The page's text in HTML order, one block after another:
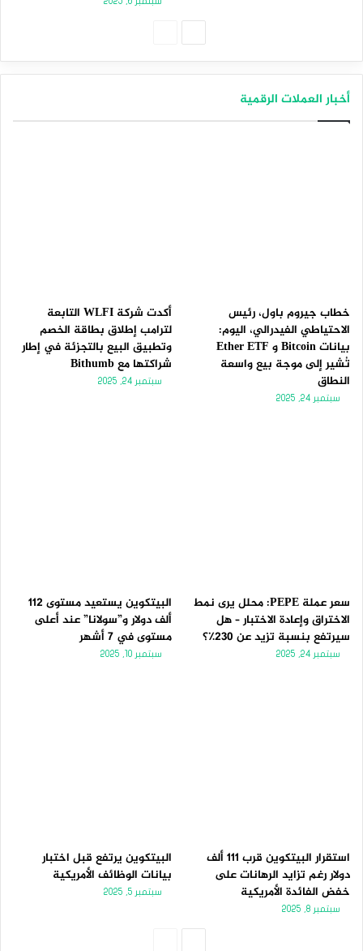
أخبار العملات الرقمية
خطاب جيروم باول، رئيس
الاحتياطي الفيدرالي، اليوم:
بيانات Bitcoin و Ether ETF
تُشير إلى موجة بيع واسعة
النطاق
سبتمبر 24, 2025
أكدت شركة WLFI التابعة
لترامب إطلاق بطاقة الخصم
وتطبيق البيع بالتجزئة في إطار
شراكتها مع Bithumb
سبتمبر 24, 2025
سعر عملة PEPE: محلل يرى نمط
الاختراق وإعادة الاختبار – هل
سيرتفع بنسبة تزيد عن 230٪؟
سبتمبر 24, 2025
البيتكوين يستعيد مستوى 112
ألف دولار و”سولانا” عند أعلى
مستوى في 7 أشهر
سبتمبر 10, 2025
استقرار البيتكوين قرب 111 ألف
دولار رغم تزايد الرهانات على
خفض الفائدة الأمريكية
سبتمبر 8, 2025
البيتكوين يرتفع قبل اختبار
بيانات الوظائف الأمريكية
سبتمبر 5, 2025